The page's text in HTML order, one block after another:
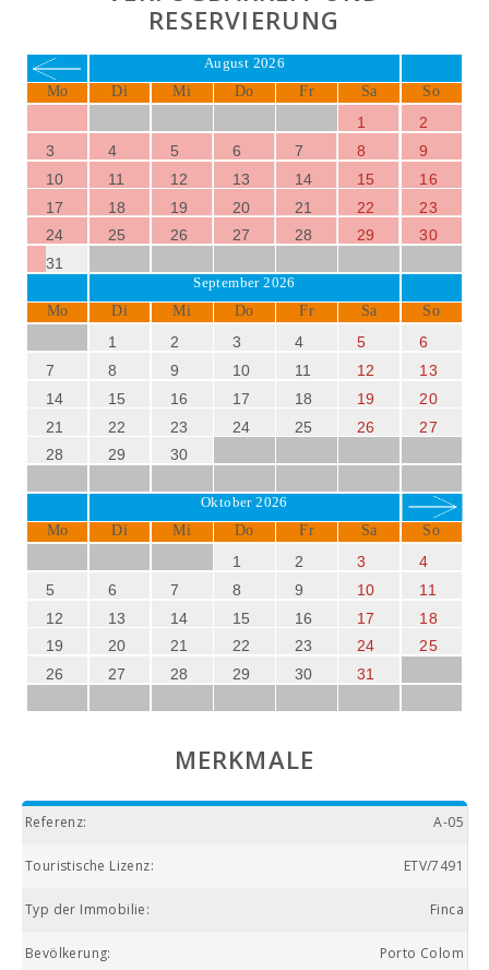
RESERVIERUNG
August 2026
Mo Di Mi Do Fr Sa So
1
2
3
4 5 6 7 8
9
10
11 12 13 14 15
16
17
18 19 20 21 22
23
24
25 26 27 28 29
30
31
September 2026
Mo Di Mi Do Fr Sa So
1 2 3 4 5
6
7
8 9 10 11 12
13
14
15 16 17 18 19
20
21
22 23 24 25 26
27
28
29 30
Oktober 2026
Mo Di Mi Do Fr Sa So
1 2 3
4
5
6 7 8 9 10
11
12
13 14 15 16 17
18
19
20 21 22 23 24
25
26
27 28 29 30 31
MERKMALE
Referenz: A-05
Touristische Lizenz: ETV/7491
Typ der Immobilie: Finca
Bevölkerung: Porto Colom